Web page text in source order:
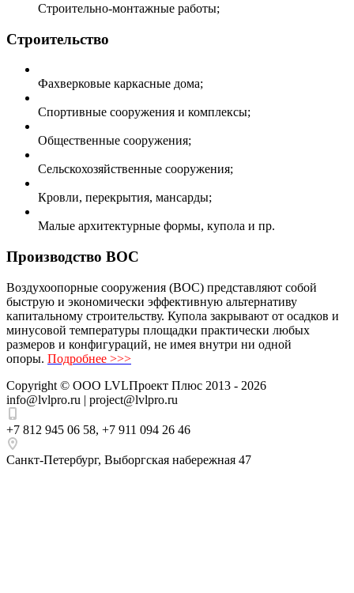
Строительно-монтажные работы;
Строительство
Фахверковые каркасные дома;
Спортивные сооружения и комплексы;
Общественные сооружения;
Сельскохозяйственные сооружения;
Кровли, перекрытия, мансарды;
Малые архитектурные формы, купола и пр.
Производство ВОС
Воздухоопорные сооружения (ВОС) представляют собой
быструю и экономически эффективную альтернативу
капитальному строительству. Купола закрывают от осадков и
минусовой температуры площадки практически любых
размеров и конфигураций, не имея внутри ни одной
опоры. Подробнее >>>
Copyright © ООО LVLПроект Плюс 2013 - 2026
info@lvlpro.ru | project@lvlpro.ru
+7 812 945 06 58, +7 911 094 26 46
Санкт-Петербург, Выборгская набережная 47